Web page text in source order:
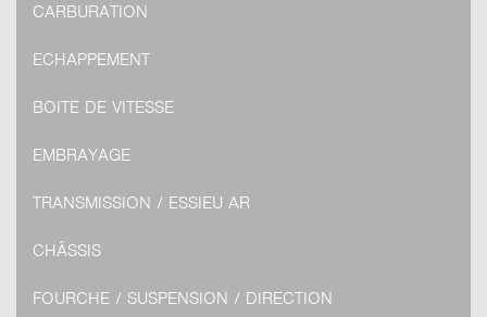
CARBURATION
ECHAPPEMENT
BOITE DE VITESSE
EMBRAYAGE
TRANSMISSION / ESSIEU AR
CHÂSSIS
FOURCHE / SUSPENSION / DIRECTION